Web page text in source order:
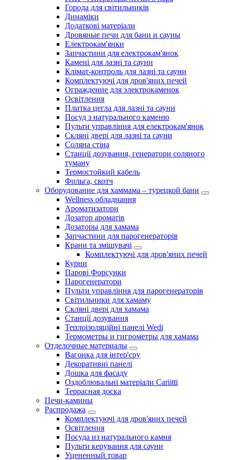
Города для світильників
Динаміки
Додаткові матеріали
Дровяные печи для бани и сауны
Електрокам'янки
Запчастини для електрокам'янок
Камені для лазні та сауни
Клімат-контроль для лазні та сауни
Комплектуючі для дров'яних печей
Ограждение для электрокаменок
Освітлення
Плитка цегла для лазні та сауни
Посуд з натурального каменю
Пульти управління для електрокам'янок
Скляні двері для лазні та сауни
Соляна стіна
Станції дозування, генератори соляного
туману
Термостойкий кабель
Фольга, скотч
Оборудование для хаммама – турецкой бани
Wellness обладнання
Ароматизатори
Дозатор ароматів
Дозаторы для хамама
Запчастини для парогенераторів
Крани та змішувачі
Комплектуючі для дров'яних печей
Курни
Парові Форсунки
Парогенератори
Пульти управління для парогенераторів
Світильники для хамаму
Скляні двері для хамама
Станції дозування
Теплоізоляційні панелі Wedi
Термометры и гигрометры для хамама
Отделочные материалы
Вагонка для інтер'єру
Декоративні панелі
Дошка для фасаду
Оздоблювальні матеріали Cariitti
Террасная доска
Печи-камины
Распродажа
Комплектуючі для дров'яних печей
Освітлення
Посуда из натурального камня
Пульти керування для сауни
Уцененный товар